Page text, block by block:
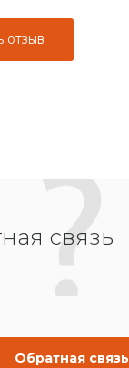
отзыв
связь
Обратная связь